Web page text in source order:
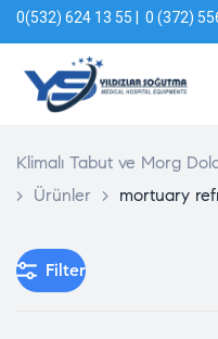
0(532) 624 13 55 | 0 (372)
Klimalı Tabut ve Morg
> Ürünler > mortuary
Filter